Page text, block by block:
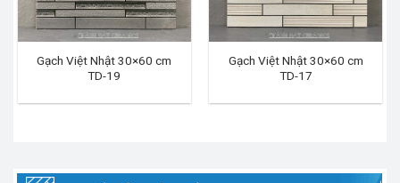
Gạch Việt Nhật 30×60 cm
TD-19
Gạch Việt Nhật 30×60 cm
TD-17